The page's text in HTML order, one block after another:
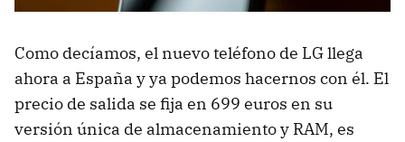
Como decíamos, el nuevo teléfono de LG llega
ahora a España y ya podemos hacernos con él. El
precio de salida se fija en 699 euros en su
versión única de almacenamiento y RAM, es